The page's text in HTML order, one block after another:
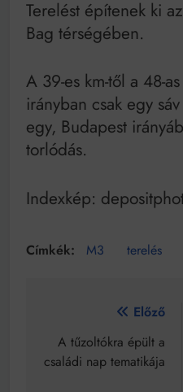
Mindenki a világot akarja
as években
Bitumenes lapostetők: a bevált
Terelést építenek ki az
Bag térségében.
A 39-es km-től a 48-
irányban csak egy
egy, Budapest
torlódás.
Indexkép:
M3 terelés
Bejegyzés
navigáció
Előző
A tűzoltókra épült a
családi nap tematikája